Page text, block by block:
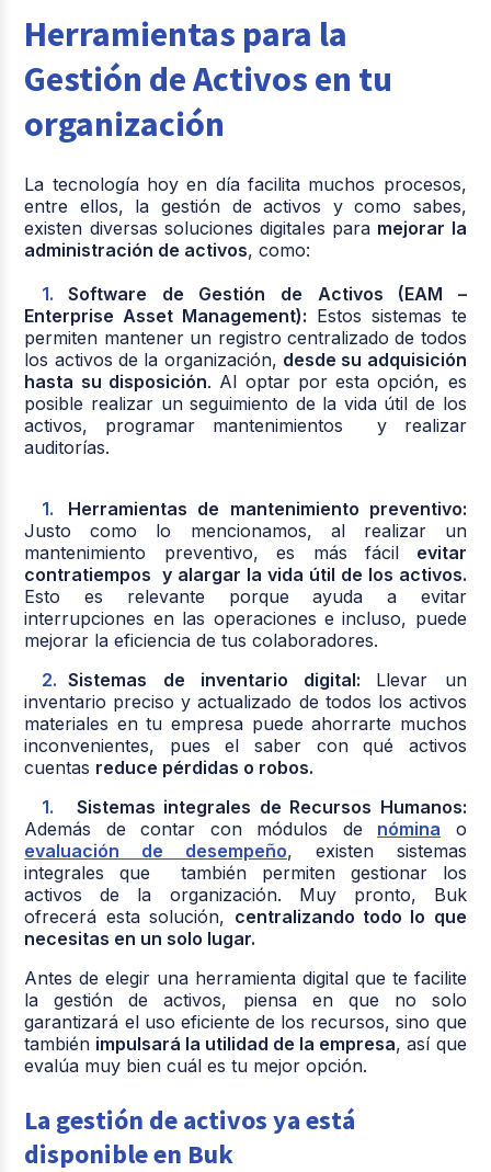
Herramientas para la
Gestión de Activos en tu
organización
La tecnología hoy en día facilita muchos procesos,
entre ellos, la gestión de activos y como sabes,
existen diversas soluciones digitales para mejorar la
administración de activos, como:
Software de Gestión de Activos (EAM –
Enterprise Asset Management): Estos sistemas te
permiten mantener un registro centralizado de todos
los activos de la organización, desde su adquisición
hasta su disposición. Al optar por esta opción, es
posible realizar un seguimiento de la vida útil de los
activos, programar mantenimientos y realizar
auditorías.
Herramientas de mantenimiento preventivo:
Justo como lo mencionamos, al realizar un
mantenimiento preventivo, es más fácil evitar
contratiempos y alargar la vida útil de los activos.
Esto es relevante porque ayuda a evitar
interrupciones en las operaciones e incluso, puede
mejorar la eficiencia de tus colaboradores.
Sistemas de inventario digital: Llevar un
inventario preciso y actualizado de todos los activos
materiales en tu empresa puede ahorrarte muchos
inconvenientes, pues el saber con qué activos
cuentas reduce pérdidas o robos.
Sistemas integrales de Recursos Humanos:
Además de contar con módulos de nómina o
evaluación de desempeño, existen sistemas
integrales que también permiten gestionar los
activos de la organización. Muy pronto, Buk
ofrecerá esta solución, centralizando todo lo que
necesitas en un solo lugar.
Antes de elegir una herramienta digital que te facilite
la gestión de activos, piensa en que no solo
garantizará el uso eficiente de los recursos, sino que
también impulsará la utilidad de la empresa, así que
evalúa muy bien cuál es tu mejor opción.
La gestión de activos ya está
disponible en Buk